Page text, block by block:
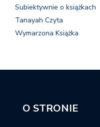
Subiektywnie o książkach
Tanayah Czyta
Wymarzona Książka
O STRONIE